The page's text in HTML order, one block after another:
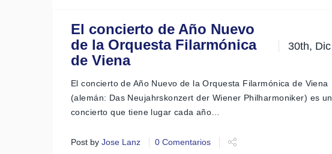
El concierto de Año Nuevo
de la Orquesta Filarmónica
de Viena
30th, Dic
El concierto de Año Nuevo de la Orquesta Filarmónica de Viena
(alemán: Das Neujahrskonzert der Wiener Philharmoniker) es un
concierto que tiene lugar cada año…
Post by Jose Lanz 0 Comentarios